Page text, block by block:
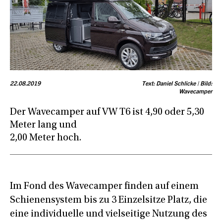
22.08.2019
Text: Daniel Schlicke | Bild:
Wavecamper
Der Wavecamper auf VW T6 ist 4,90 oder 5,30
Meter lang und
2,00 Meter hoch.
Im Fond des Wavecamper finden auf einem
Schienensystem bis zu 3 Einzelsitze Platz, die
eine individuelle und vielseitige Nutzung des